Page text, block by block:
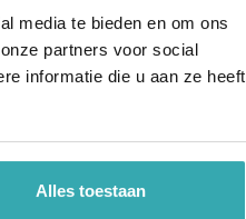
media te bieden en om ons
partners voor social
informatie die u aan ze heeft
Alles toestaan